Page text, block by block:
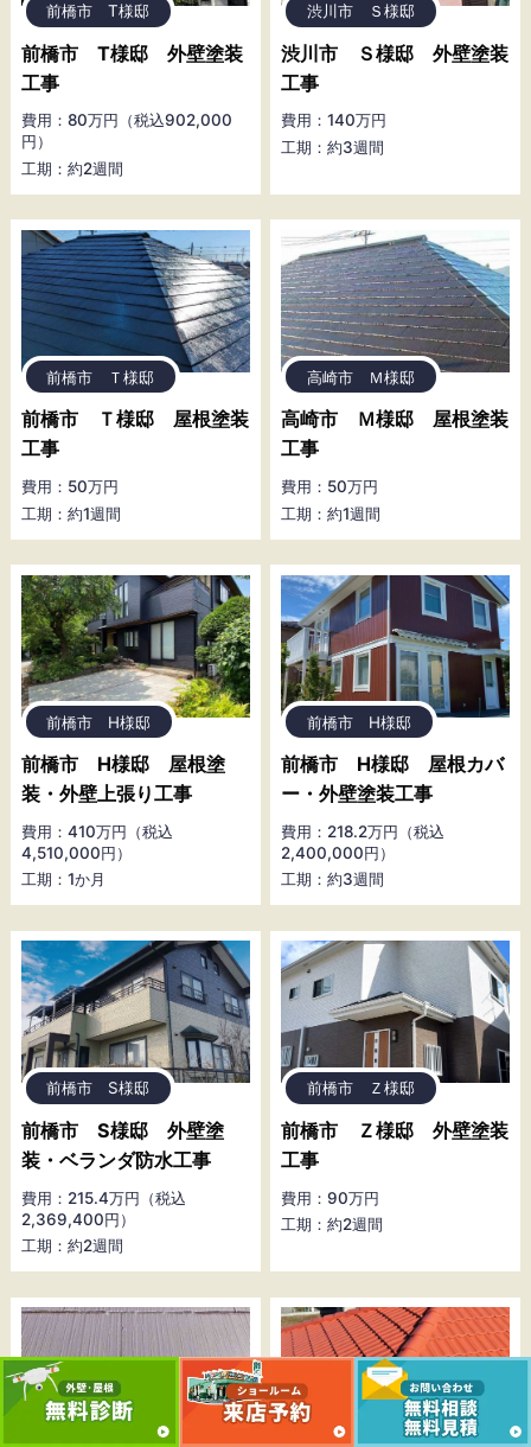
前橋市 T様邸
前橋市 T様邸 外壁塗装
工事
費用：80万円（税込902,000
円）
工期：約2週間
渋川市 Ｓ様邸
渋川市 Ｓ様邸 外壁塗装
工事
費用：140万円
工期：約3週間
前橋市 Ｔ様邸
前橋市 Ｔ様邸 屋根塗装
工事
費用：50万円
工期：約1週間
高崎市 Ｍ様邸
高崎市 Ｍ様邸 屋根塗装
工事
費用：50万円
工期：約1週間
前橋市 H様邸
前橋市 H様邸 屋根塗
装・外壁上張り工事
費用：410万円（税込
4,510,000円）
工期：1か月
前橋市 H様邸
前橋市 H様邸 屋根カバ
ー・外壁塗装工事
費用：218.2万円（税込
2,400,000円）
工期：約3週間
前橋市 S様邸
前橋市 S様邸 外壁塗
装・ベランダ防水工事
費用：215.4万円（税込
2,369,400円）
工期：約2週間
前橋市 Ｚ様邸
前橋市 Ｚ様邸 外壁塗装
工事
費用：90万円
工期：約2週間